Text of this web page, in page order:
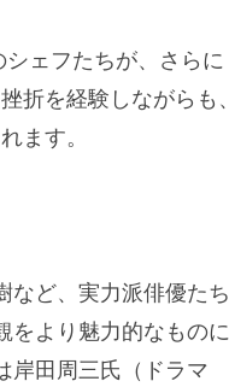
ェフたちが、さらに
折を経験しながらも、
ます。
など、実力派俳優たち
をより魅力的なものに
岸田周三氏（ドラマ